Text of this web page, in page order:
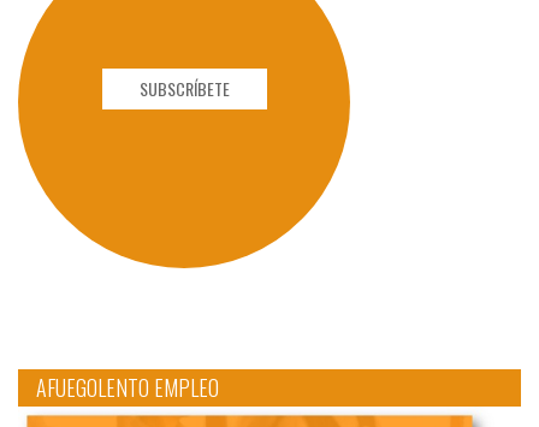
SUBSCRÍBETE
AFUEGOLENTO EMPLEO